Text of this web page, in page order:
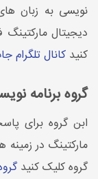
نویسی به زبان
دیجیتال
کنید کانال تلگرام
گروه برنامه
ابن گروه برای
مارکتینگ در
گروه کلیک کنید